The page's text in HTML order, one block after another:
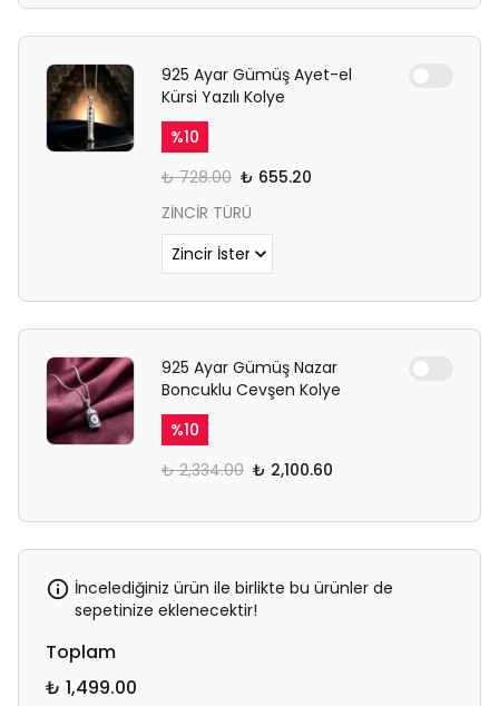
925 Ayar Gümüş Ayet-el
Kürsi Yazılı Kolye
%10
₺ 728.00 ₺ 655.20
ZİNCİR TÜRÜ
925 Ayar Gümüş Nazar
Boncuklu Cevşen Kolye
%10
₺ 2,334.00 ₺ 2,100.60
İncelediğiniz ürün ile birlikte bu ürünler de
sepetinize eklenecektir!
Toplam
₺ 1,499.00